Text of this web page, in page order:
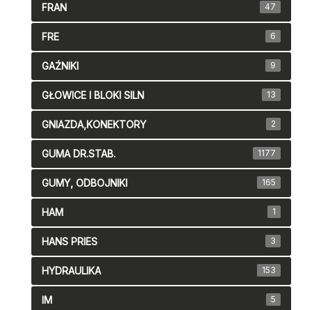
FRAN 47
FRE 6
GAŹNIKI 9
GŁOWICE I BLOKI SILN 13
GNIAZDA,KONEKTORY 2
GUMA DR.STAB. 1177
GUMY, ODBOJNIKI 165
HAM 1
HANS PRIES 3
HYDRAULIKA 153
IM 5